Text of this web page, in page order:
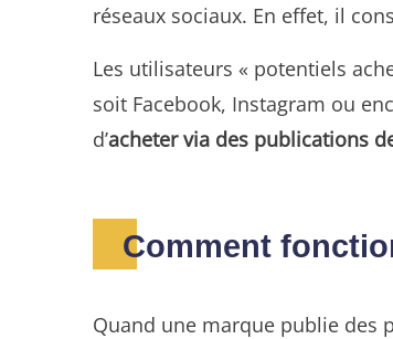
réseaux sociaux. En effet, il
Les utilisateurs « potentiels
soit Facebook, Instagram ou
d’acheter via des publications
Comment
Quand une marque publie des